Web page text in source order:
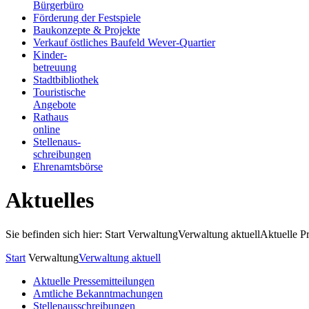
Bürgerbüro
Förderung der Festspiele
Baukonzepte & Projekte
Verkauf östliches Baufeld Wever-Quartier
Kinder-
betreuung
Stadtbibliothek
Touristische
Angebote
Rathaus
online
Stellenaus-
schreibungen
Ehrenamtsbörse
Aktuelles
Sie befinden sich hier: Start VerwaltungVerwaltung aktuellAktuelle
Start VerwaltungVerwaltung aktuell
Aktuelle Pressemitteilungen
Amtliche Bekanntmachungen
Stellenausschreibungen